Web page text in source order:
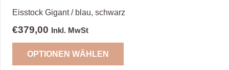
Eisstock Gigant / blau, schwarz
€379,00 Inkl. MwSt
OPTIONEN WÄHLEN